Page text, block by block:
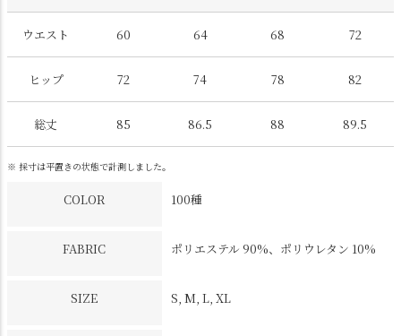
ウエスト 60 64 68 72
ヒップ 72 74 78 82
総丈 85 86.5 88 89.5
※ 採寸は平置きの状態で計測しました。
COLOR 100種
FABRIC ポリエステル 90%、ポリウレタン 10%
SIZE S, M, L, XL